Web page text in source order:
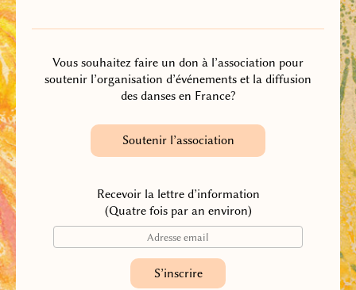
Vous souhaitez faire un don à l’association pour
soutenir l’organisation d’événements et la diffusion
des danses en France?
Soutenir l’association
Recevoir la lettre d’information
(Quatre fois par an environ)